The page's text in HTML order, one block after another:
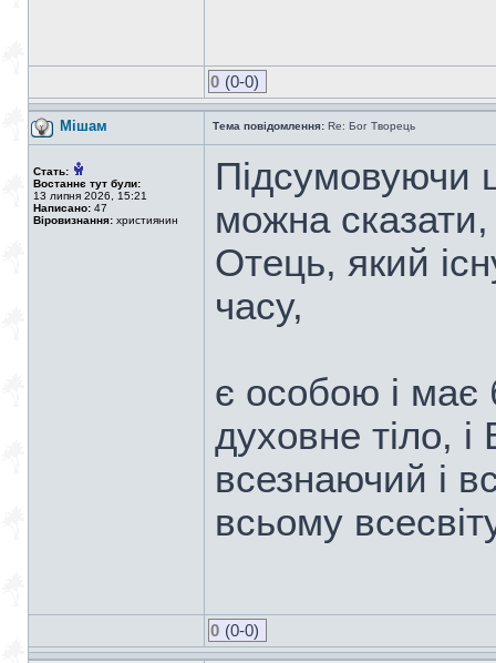
0 (0-0)
Мішам Тема повідомлення: Re: Бог Творець
Стать:
Востаннє тут були:
13 липня 2026, 15:21
Написано: 47
Віровизнання: християнин
Підсумовуючи
можна
Отець, який
часу,
є особою і має
духовне тіло,
всезнаючий і
всьому
0 (0-0)